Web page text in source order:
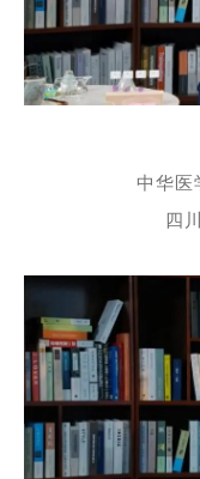
中华医
四